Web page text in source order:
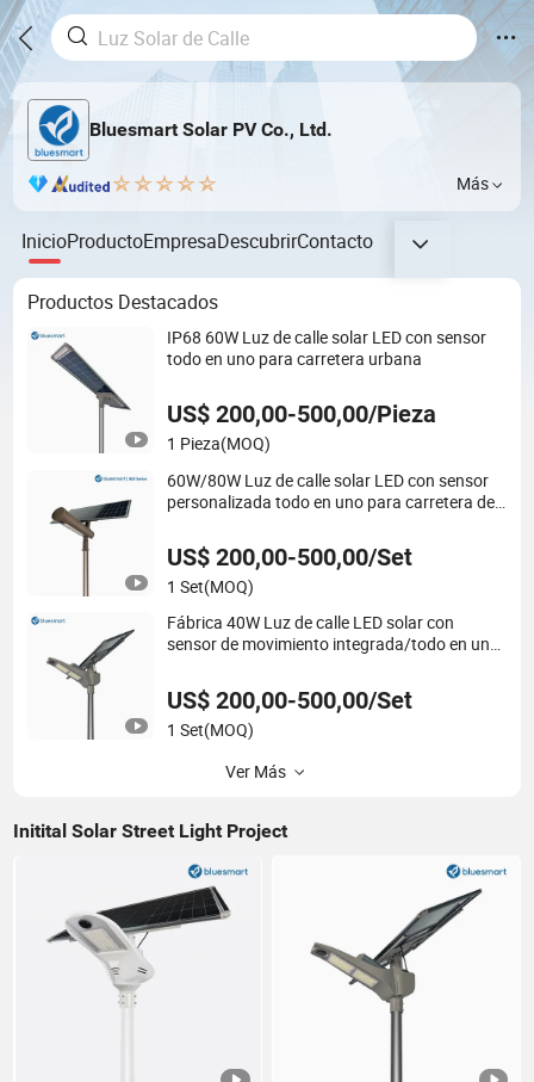
Bluesmart Solar PV Co., Ltd.
Más
InicioProductoEmpresaDescubrirContacto
Productos Destacados
IP68 60W Luz de calle solar LED con sensor
todo en uno para carretera urbana
US$ 200,00-500,00/Pieza
1 Pieza(MOQ)
60W/80W Luz de calle solar LED con sensor
personalizada todo en uno para carretera de
US$ 200,00-500,00/Set
1 Set(MOQ)
Fábrica 40W Luz de calle LED solar con
sensor de movimiento integrada/todo en uno
US$ 200,00-500,00/Set
1 Set(MOQ)
Ver Más
Initital Solar Street Light Project